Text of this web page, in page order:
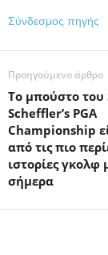
Σύνδεσμος πηγής
Προηγούμενο άρθρο
Το μπούστο
Scheffler’s PGA
Championship
από τις πιο
ιστορίες γκολφ
σήμερα